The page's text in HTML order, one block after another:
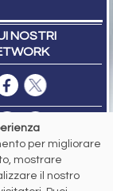
NOSTRI
per migliorare
mostrare
il nostro